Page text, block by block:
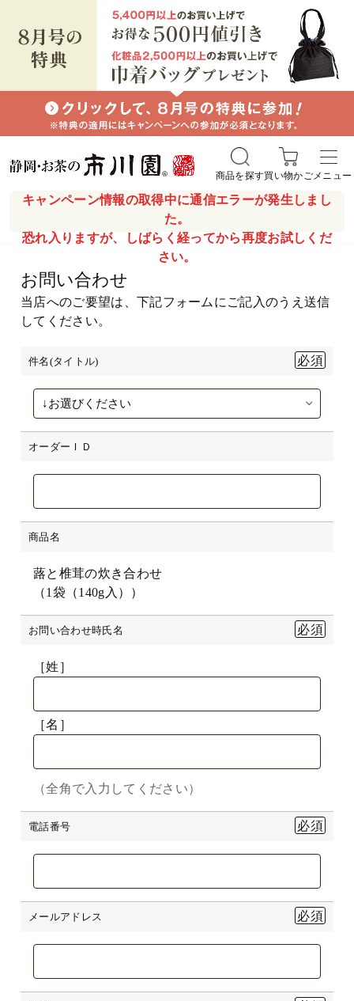
キャンペーン情報の取得中に通信エラーが発生しまし
た。
恐れ入りますが、しばらく経ってから再度お試しくだ
さい。
商品を探す買い物かごメニュー
お問い合わせ
当店へのご要望は、下記フォームにご記入のうえ送信
してください。
件名(タイトル)
オーダーＩＤ
商品名
蕗と椎茸の炊き合わせ
（1袋（140g入））
お問い合わせ時氏名
［姓］
［名］
（全角で入力してください）
電話番号
メールアドレス